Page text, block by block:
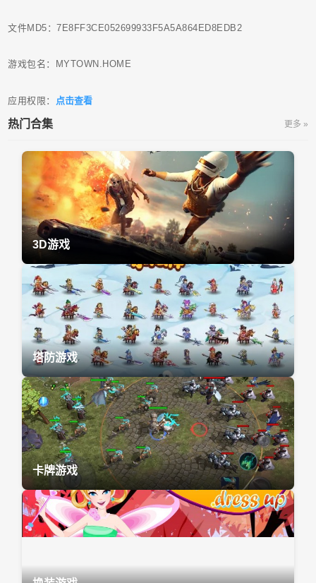
文件MD5：7E8FF3CE052699933F5A5A864ED8EDB2
游戏包名：MYTOWN.HOME
应用权限： 点击查看
热门合集 更多 »
3D游戏
塔防游戏
卡牌游戏